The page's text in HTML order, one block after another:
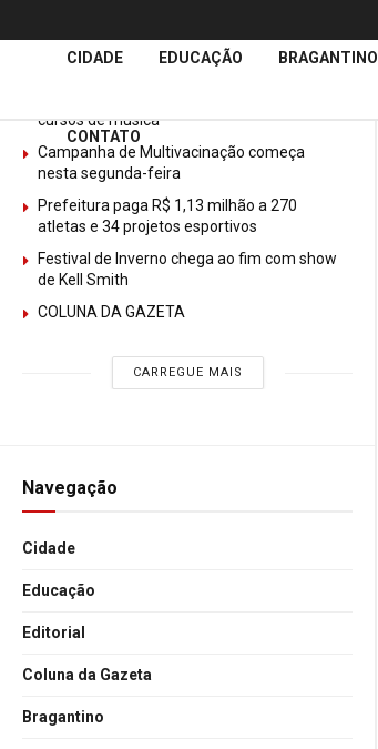
ÚltimasNotícias
cursos de música
Campanha de Multivacinação começa
nesta segunda-feira
Prefeitura paga R$ 1,13 milhão a 270
atletas e 34 projetos esportivos
Festival de Inverno chega ao fim com show
de Kell Smith
COLUNA DA GAZETA
CARREGUE MAIS
Navegação
Cidade
Educação
Editorial
Coluna da Gazeta
Bragantino
CIDADE EDUCAÇÃO BRAGANTINO
CONTATO